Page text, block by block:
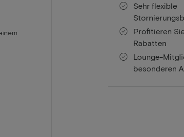
Sehr flexible
Profitieren
Rabatten
Lounge-
besonderen